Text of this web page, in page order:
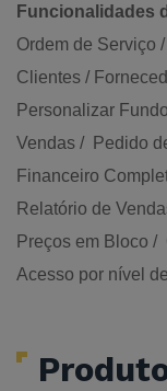
Funcionalidades
Ordem de Serviço
Clientes /
Personalizar
Vendas / Pedido
Financeiro
Relatório de
Preços em Bloco /
Acesso por nível